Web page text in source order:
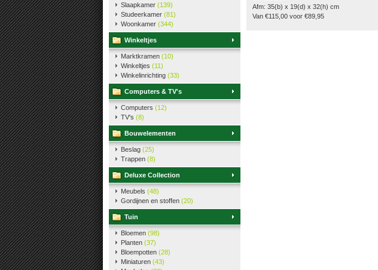
Slaapkamer (139)
Studeerkamer (81)
Woonkamer (344)
Winkeltjes
Marktkramen (10)
Winkeltjes (11)
Winkelinrichting (33)
Computers & TV's
Computers (12)
TV's (8)
Bouwelementen
Beslag (25)
Trappen (8)
Deluxe Collection
Meubels (48)
Gordijnen en stoffen (20)
Tuin
Bloemen (98)
Planten (37)
Bloempotten (28)
Miniaturen (43)
Afm: 35(b) x 19(d) x 32(h) cm
Van €115,00 voor €89,95